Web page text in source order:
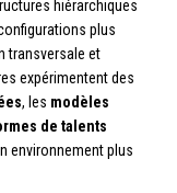
hiérarchiques
plus
transversale et
expérimentent des
, les modèles
de talents
environnement plus